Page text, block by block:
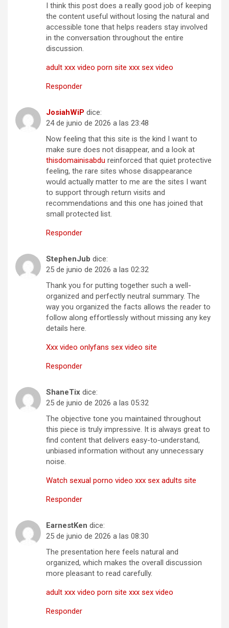
I think this post does a really good job of keeping
the content useful without losing the natural and
accessible tone that helps readers stay involved
in the conversation throughout the entire
discussion.
adult xxx video porn site xxx sex video
Responder
JosiahWiP dice:
24 de junio de 2026 a las 23:48
Now feeling that this site is the kind I want to
make sure does not disappear, and a look at
thisdomainisabdu reinforced that quiet protective
feeling, the rare sites whose disappearance
would actually matter to me are the sites I want
to support through return visits and
recommendations and this one has joined that
small protected list.
Responder
StephenJub dice:
25 de junio de 2026 a las 02:32
Thank you for putting together such a well-
organized and perfectly neutral summary. The
way you organized the facts allows the reader to
follow along effortlessly without missing any key
details here.
Xxx video onlyfans sex video site
Responder
ShaneTix dice:
25 de junio de 2026 a las 05:32
The objective tone you maintained throughout
this piece is truly impressive. It is always great to
find content that delivers easy-to-understand,
unbiased information without any unnecessary
noise.
Watch sexual porno video xxx sex adults site
Responder
EarnestKen dice:
25 de junio de 2026 a las 08:30
The presentation here feels natural and
organized, which makes the overall discussion
more pleasant to read carefully.
adult xxx video porn site xxx sex video
Responder